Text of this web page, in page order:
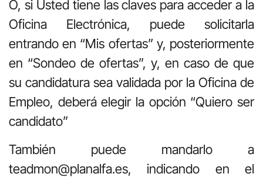
O, si Usted tiene las claves para acceder a la
Oficina Electrónica, puede solicitarla
entrando en “Mis ofertas” y, posteriormente
en “Sondeo de ofertas”, y, en caso de que
su candidatura sea validada por la Oficina de
Empleo, deberá elegir la opción “Quiero ser
candidato”
También puede mandarlo a
teadmon@planalfa.es, indicando en el